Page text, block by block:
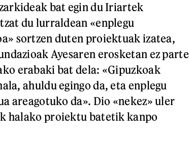
bat egin du Iriartek
du lurraldean «enplegu
sortzen duten proiektuak izatea,
Ayesaren erosketan ez parte
erabaki bat dela: «Gipuzkoak
ahuldu egingo da, eta enplegu
areagotuko da». Dio «nekez» uler
halako proiektu batetik kanpo